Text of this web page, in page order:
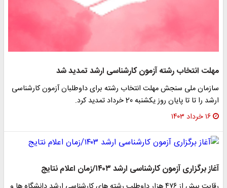
مهلت انتخاب رشته آزمون کارشناسی ارشد تمدید شد
سازمان ملی سنجش مهلت انتخاب رشته برای داوطلبان آزمون کارشناسی
ارشد را تا تا پایان روز یکشنبه 20 خرداد تمدید کرد.
۱۶ خرداد ۱۴۰۳
آغاز برگزاری آزمون کارشناسی ارشد ۱۴۰۳/زمان اعلام نتایج